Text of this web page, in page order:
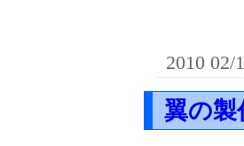
2010 02/
翼の製